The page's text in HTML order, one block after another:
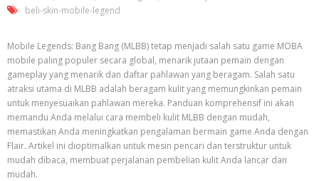
beli-skin-mobile-legend
Mobile Legends: Bang Bang (MLBB) tetap menjadi salah satu game MOBA
mobile paling populer secara global, menarik jutaan pemain dengan
gameplay yang menarik dan daftar pahlawan yang beragam. Salah satu
atraksi utama di MLBB adalah beragam kulit yang memungkinkan pemain
untuk menyesuaikan pahlawan mereka. Panduan komprehensif ini akan
memandu Anda melalui cara membeli kulit MLBB dengan mudah,
memastikan Anda meningkatkan pengalaman bermain game Anda dengan
Flair. Artikel ini dioptimalkan untuk mesin pencari dan terstruktur untuk
mudah dibaca, membuat perjalanan pembelian kulit Anda lancar dan
mudah.